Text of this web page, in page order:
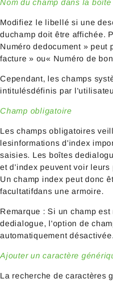
Nom du champ dans la
Modifiez le libellé si une
duchamp doit être affichée.
Numéro dedocument » peut
facture » ou« Numéro de
Cependant, les champs
intitulésdéfinis par
Champ obligatoire
Les champs obligatoires
lesinformations d'index
saisies. Les boîtes
et d'index peuvent voir
Un champ index peut donc
facultatifdans une armoire.
Remarque : Si un champ
dedialogue, l'option de
automatiquement désactivée.
Ajouter un caractère
La recherche de caractères